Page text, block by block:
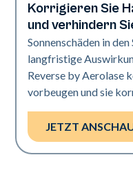
Neo + Era |
Korrigieren Sie
und verhindern
Sonnenschäden in
langfristige
Reverse by Aerolase
vorbeugen und sie
JETZT